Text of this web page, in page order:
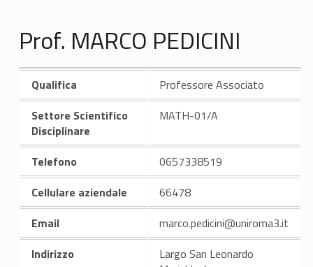
Prof. MARCO PEDICINI
Qualifica
Professore Associato
Settore Scientifico
Disciplinare
MATH-01/A
Telefono
0657338519
Cellulare aziendale
66478
Email
marco.pedicini@uniroma3.it
Indirizzo
Largo San Leonardo